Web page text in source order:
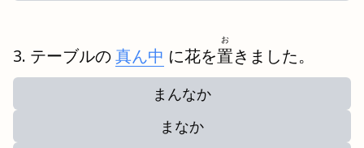
テーブルの 真ん中 に花を置
お
きました。
まんなか
まなか